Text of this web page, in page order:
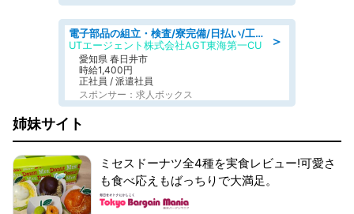
＞
電子部品の組立・検査/寮完備/日払い/工場・製造
UTエージェント株式会社AGT東海第一CU
愛知県 春日井市
時給1,400円
正社員 / 派遣社員
スポンサー：求人ボックス
姉妹サイト
ミセスドーナツ全4種を実食レビュー!可愛さ
も食べ応えもばっちりで大満足。